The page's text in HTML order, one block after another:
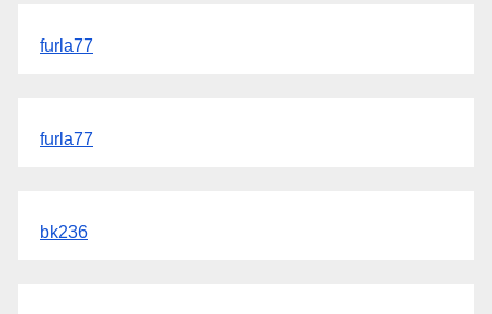
furla77
furla77
bk236